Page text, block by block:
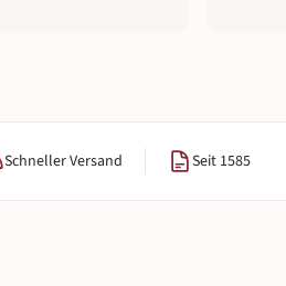
Schneller Versand Seit 1585